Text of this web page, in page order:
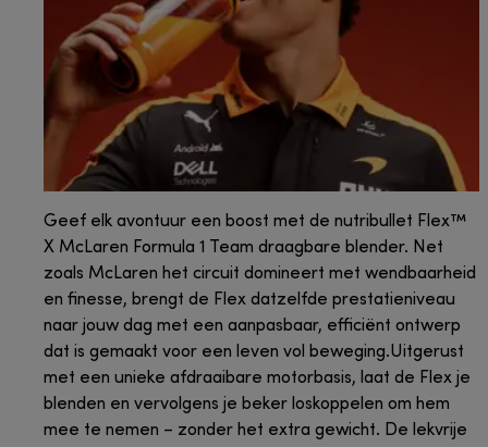
Geef elk avontuur een boost met de nutribullet Flex™
X McLaren Formula 1 Team draagbare blender. Net
zoals McLaren het circuit domineert met wendbaarheid
en finesse, brengt de Flex datzelfde prestatieniveau
naar jouw dag met een aanpasbaar, efficiënt ontwerp
dat is gemaakt voor een leven vol beweging.Uitgerust
met een unieke afdraaibare motorbasis, laat de Flex je
blenden en vervolgens je beker loskoppelen om hem
mee te nemen – zonder het extra gewicht. De lekvrije